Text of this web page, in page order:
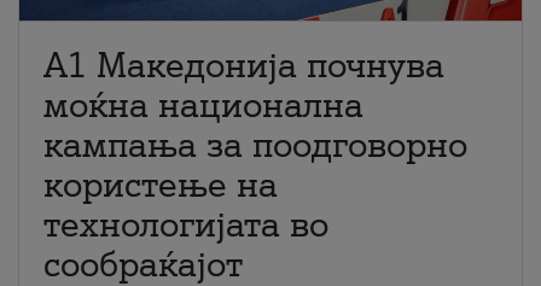
A1 Македонија почнува
моќна национална
кампања за поодговорно
користење на
технологијата во
сообраќајот